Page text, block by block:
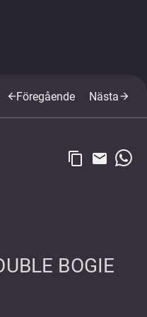
arrow_backFöregående Nästaarrow_forward
content_copy email
BOGIE